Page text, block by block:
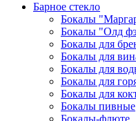
Барное стекло
Бокалы
Бокалы "Олд
Бокалы для
Бокалы для
Бокалы для
Бокалы для
Бокалы для
Бокалы пивные
Бокалы-флюте